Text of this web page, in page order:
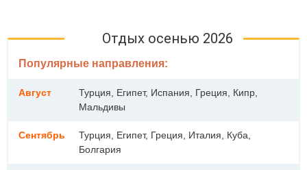
Отдых осенью 2026
Популярные направления:
Август
Турция, Египет, Испания, Греция, Кипр,
Мальдивы
Сентябрь
Турция, Египет, Греция, Италия, Куба,
Болгария